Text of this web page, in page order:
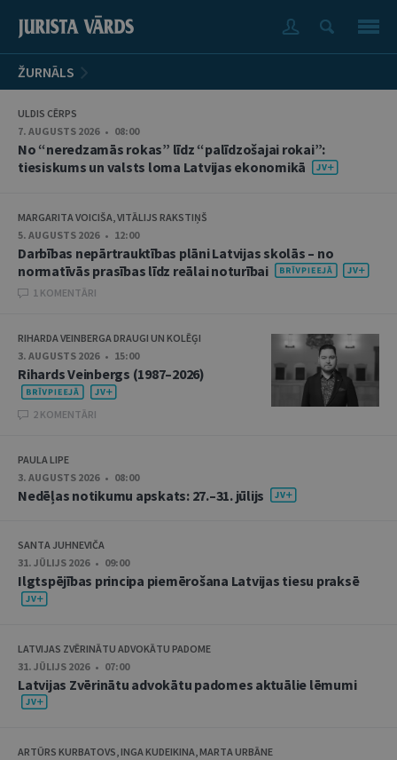
ŽURNĀLS
ULDIS CĒRPS
7. AUGUSTS 2026 • 08:00
No “neredzamās rokas” līdz “palīdzošajai rokai”:
tiesiskums un valsts loma Latvijas ekonomikā
MARGARITA VOICIŠA, VITĀLIJS RAKSTIŅŠ
5. AUGUSTS 2026 • 12:00
Darbības nepārtrauktības plāni Latvijas skolās – no
normatīvās prasības līdz reālai noturībai
1 KOMENTĀRI
RIHARDA VEINBERGA DRAUGI UN KOLĒĢI
3. AUGUSTS 2026 • 15:00
Rihards Veinbergs (1987–2026)
2 KOMENTĀRI
PAULA LIPE
3. AUGUSTS 2026 • 08:00
Nedēļas notikumu apskats: 27.–31. jūlijs
SANTA JUHNEVIČA
31. JŪLIJS 2026 • 09:00
Ilgtspējības principa piemērošana Latvijas tiesu praksē
LATVIJAS ZVĒRINĀTU ADVOKĀTU PADOME
31. JŪLIJS 2026 • 07:00
Latvijas Zvērinātu advokātu padomes aktuālie lēmumi
ARTŪRS KURBATOVS, INGA KUDEIKINA, MARTA URBĀNE